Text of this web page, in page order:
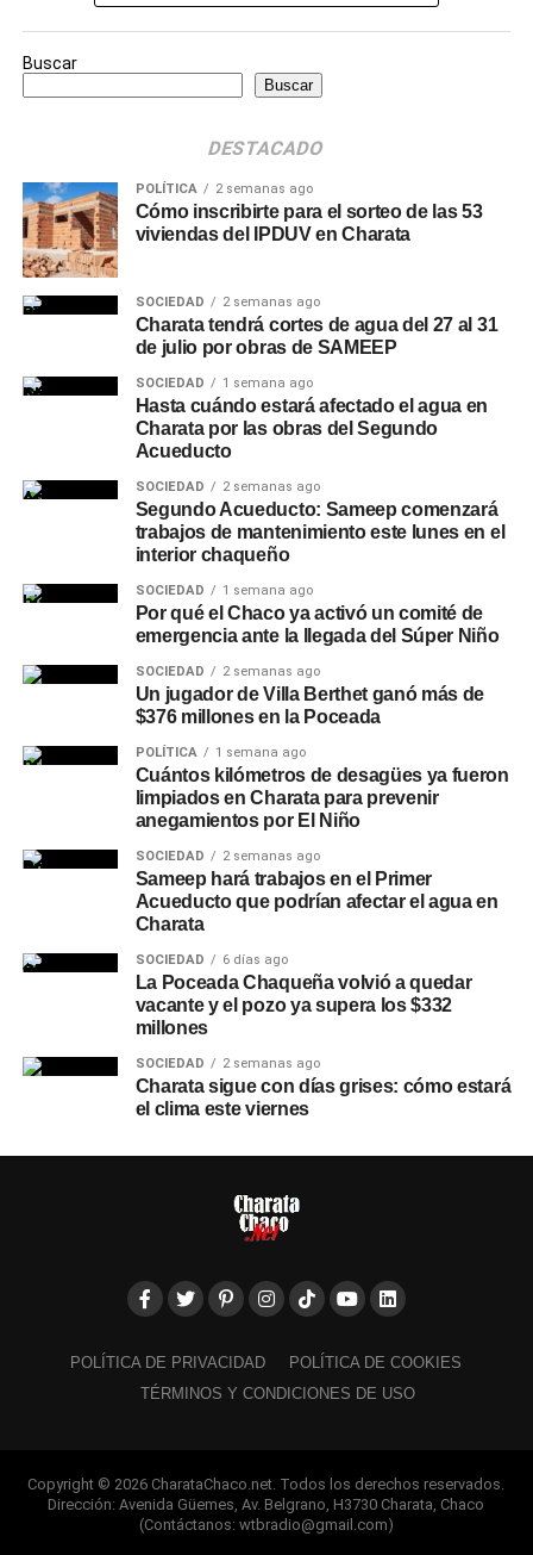
Buscar
Buscar
DESTACADO
POLÍTICA 2 semanas ago
Cómo inscribirte para el sorteo de las 53
viviendas del IPDUV en Charata
SOCIEDAD 2 semanas ago
Charata tendrá cortes de agua del 27 al 31
de julio por obras de SAMEEP
SOCIEDAD 1 semana ago
Hasta cuándo estará afectado el agua en
Charata por las obras del Segundo
Acueducto
SOCIEDAD 2 semanas ago
Segundo Acueducto: Sameep comenzará
trabajos de mantenimiento este lunes en el
interior chaqueño
SOCIEDAD 1 semana ago
Por qué el Chaco ya activó un comité de
emergencia ante la llegada del Súper Niño
SOCIEDAD 2 semanas ago
Un jugador de Villa Berthet ganó más de
$376 millones en la Poceada
POLÍTICA 1 semana ago
Cuántos kilómetros de desagües ya fueron
limpiados en Charata para prevenir
anegamientos por El Niño
SOCIEDAD 2 semanas ago
Sameep hará trabajos en el Primer
Acueducto que podrían afectar el agua en
Charata
SOCIEDAD 6 días ago
La Poceada Chaqueña volvió a quedar
vacante y el pozo ya supera los $332
millones
SOCIEDAD 2 semanas ago
Charata sigue con días grises: cómo estará
el clima este viernes
POLÍTICA DE PRIVACIDAD
POLÍTICA DE COOKIES
TÉRMINOS Y CONDICIONES DE USO
Copyright © 2026 CharataChaco.net. Todos los derechos reservados.
Dirección: Avenida Güemes, Av. Belgrano, H3730 Charata, Chaco
(Contáctanos: wtbradio@gmail.com)